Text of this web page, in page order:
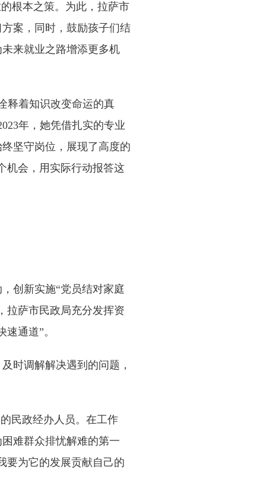
根本之策。为此，拉萨市
案，同时，鼓励孩子们结
来就业之路增添更多机
释着知识改变命运的真
年，她凭借扎实的专业
坚守岗位，展现了高度的
机会，用实际行动报答这
创新实施“党员结对家庭
拉萨市民政局充分发挥资
通道”。
时调解解决遇到的问题，
民政经办人员。在工作
难群众排忧解难的第一
要为它的发展贡献自己的